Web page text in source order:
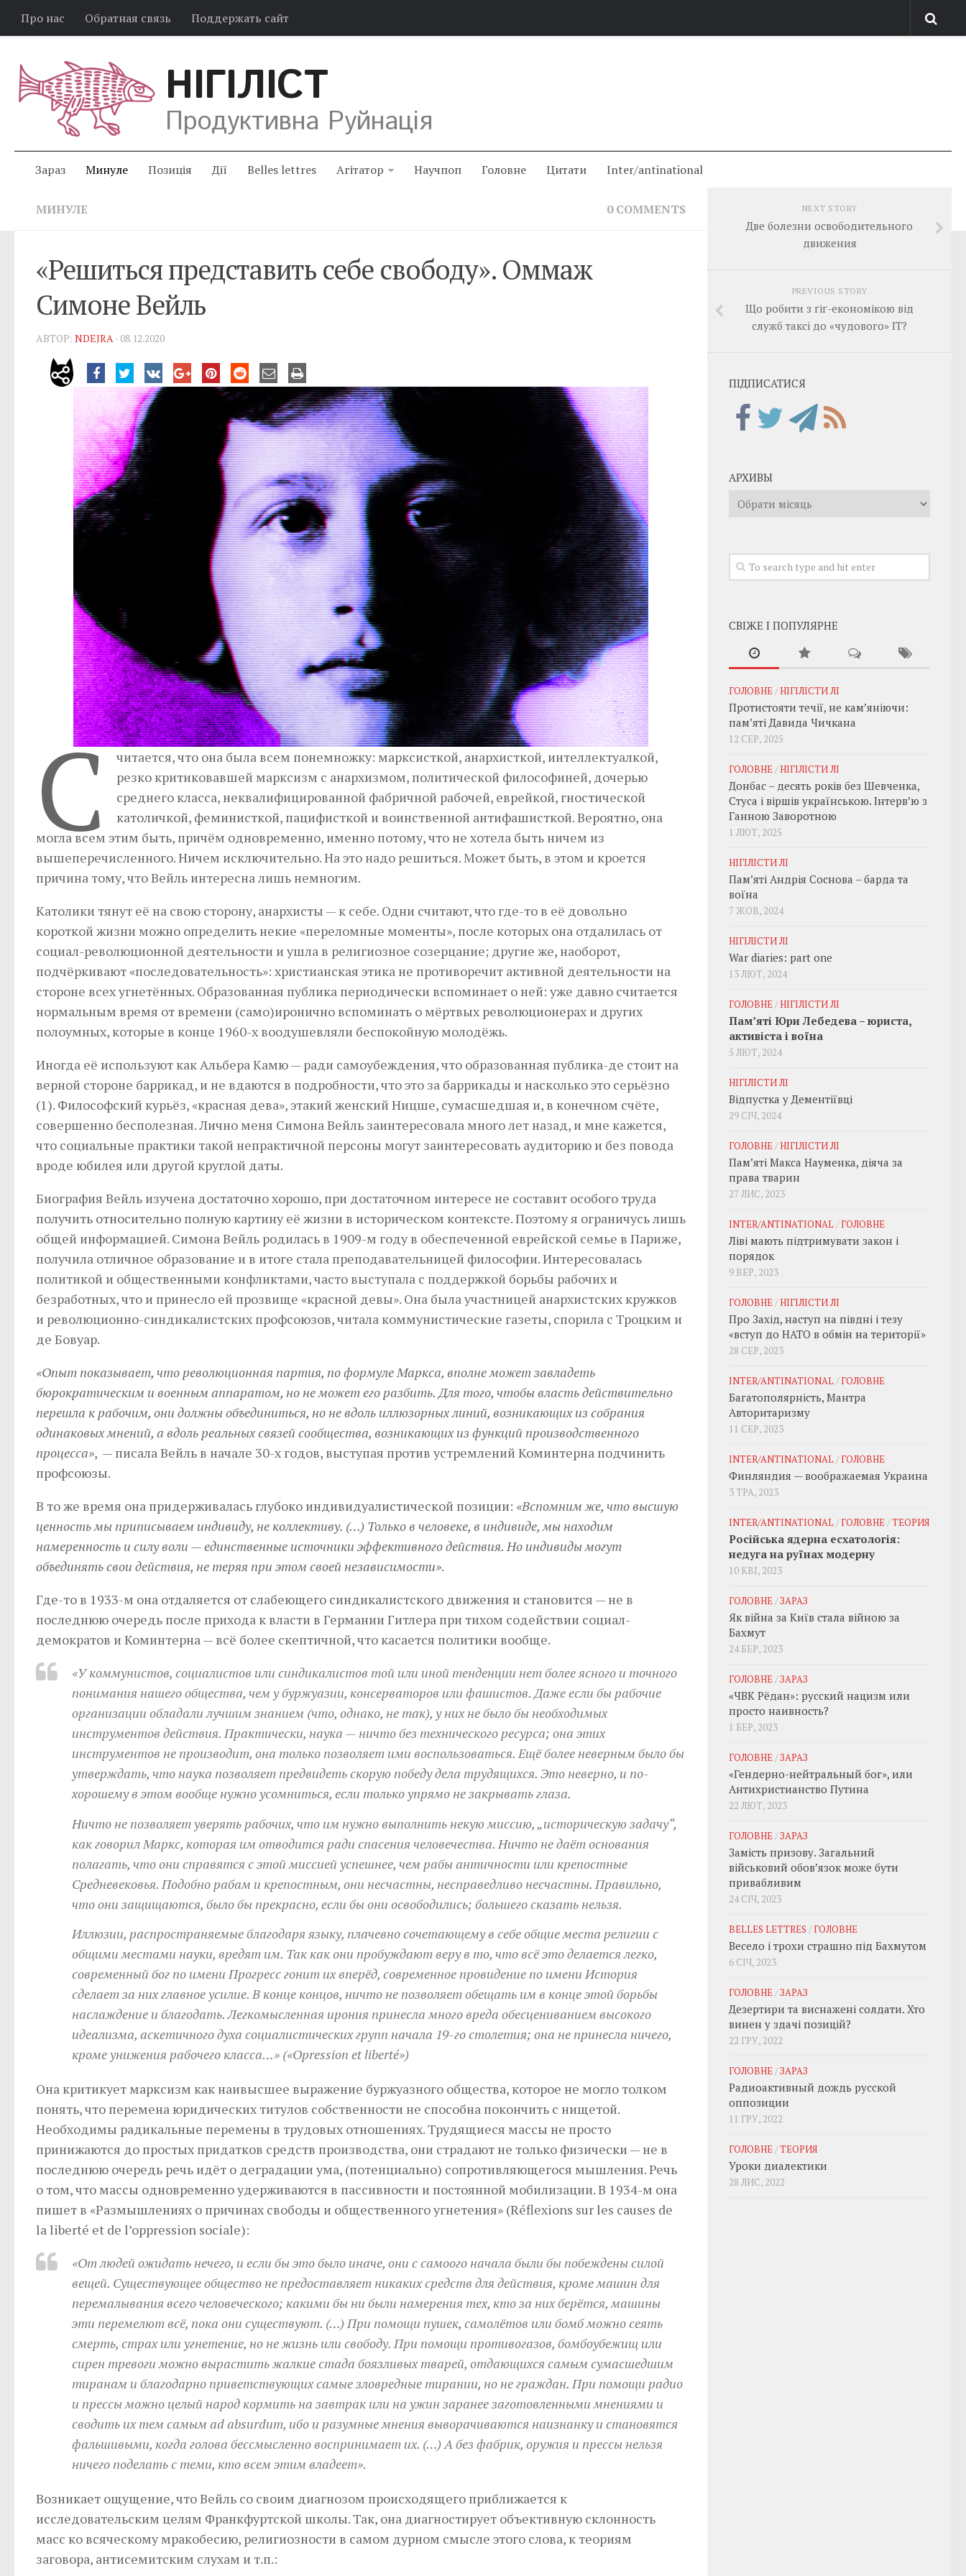
Про нас Обратная связь Поддержать сайт
НІГІЛІСТ
Продуктивна Руйнація
Зараз Минуле Позиція Дії Belles lettres Агітатор Научпоп Головне Цитати Inter/antinational
МИНУЛЕ 0 COMMENTS
«Решиться представить себе свободу». Оммаж
Симоне Вейль
АВТОР: NDEJRA · 08.12.2020
С
читается, что она была всем понемножку: марксисткой, анархисткой, интеллектуалкой,
резко критиковавшей марксизм с анархизмом, политической философиней, дочерью
среднего класса, неквалифицированной фабричной рабочей, еврейкой, гностической
католичкой, феминисткой, пацифисткой и воинственной антифашисткой. Вероятно, она
могла всем этим быть, причём одновременно, именно потому, что не хотела быть ничем из
вышеперечисленного. Ничем исключительно. На это надо решиться. Может быть, в этом и кроется
причина тому, что Вейль интересна лишь немногим.
Католики тянут её на свою сторону, анархисты — к себе. Одни считают, что где-то в её довольно
короткой жизни можно определить некие «переломные моменты», после которых она отдалилась от
социал-революционной деятельности и ушла в религиозное созерцание; другие же, наоборот,
подчёркивают «последовательность»: христианская этика не противоречит активной деятельности на
стороне всех угнетённых. Образованная публика периодически вспоминает о ней: уже давно считается
нормальным время от времени (само)иронично вспоминать о мёртвых революционерах и других
полоумных, которые в конце 1960-х воодушевляли беспокойную молодёжь.
Иногда её используют как Альбера Камю — ради самоубеждения, что образованная публика-де стоит на
верной стороне баррикад, и не вдаются в подробности, что это за баррикады и насколько это серьёзно
(1). Философский курьёз, «красная дева», этакий женский Ницше, сумасшедшая и, в конечном счёте,
совершенно бесполезная. Лично меня Симона Вейль заинтересовала много лет назад, и мне кажется,
что социальные практики такой непрактичной персоны могут заинтересовать аудиторию и без повода
вроде юбилея или другой круглой даты.
Биография Вейль изучена достаточно хорошо, при достаточном интересе не составит особого труда
получить относительно полную картину её жизни в историческом контексте. Поэтому я ограничусь лишь
общей информацией. Симона Вейль родилась в 1909-м году в обеспеченной еврейской семье в Париже,
получила отличное образование и в итоге стала преподавательницей философии. Интересовалась
политикой и общественными конфликтами, часто выступала с поддержкой борьбы рабочих и
безработных, что и принесло ей прозвище «красной девы». Она была участницей анархистских кружков
и революционно-синдикалистских профсоюзов, читала коммунистические газеты, спорила с Троцким и
де Бовуар.
«Опыт показывает, что революционная партия, по формуле Маркса, вполне может завладеть
бюрократическим и военным аппаратом, но не может его разбить. Для того, чтобы власть действительно
перешла к рабочим, они должны объединиться, но не вдоль иллюзорных линий, возникающих из собрания
одинаковых мнений, а вдоль реальных связей сообщества, возникающих из функций производственного
процесса», — писала Вейль в начале 30-х годов, выступая против устремлений Коминтерна подчинить
профсоюзы.
В то же время она придерживалась глубоко индивидуалистической позиции: «Вспомним же, что высшую
ценность мы приписываем индивиду, не коллективу. (…) Только в человеке, в индивиде, мы находим
намеренность и силу воли — единственные источники эффективного действия. Но индивиды могут
объединять свои действия, не теряя при этом своей независимости».
Где-то в 1933-м она отдаляется от слабеющего синдикалистского движения и становится — не в
последнюю очередь после прихода к власти в Германии Гитлера при тихом содействии социал-
демократов и Коминтерна — всё более скептичной, что касается политики вообще.
«У коммунистов, социалистов или синдикалистов той или иной тенденции нет более ясного и точного
понимания нашего общества, чем у буржуазии, консерваторов или фашистов. Даже если бы рабочие
организации обладали лучшим знанием (что, однако, не так), у них не было бы необходимых
инструментов действия. Практически, наука — ничто без технического ресурса; она этих
инструментов не производит, она только позволяет ими воспользоваться. Ещё более неверным было бы
утверждать, что наука позволяет предвидеть скорую победу дела трудящихся. Это неверно, и по-
хорошему в этом вообще нужно усомниться, если только упрямо не закрывать глаза.
Ничто не позволяет уверять рабочих, что им нужно выполнить некую миссию, „историческую задачу“,
как говорил Маркс, которая им отводится ради спасения человечества. Ничто не даёт основания
полагать, что они справятся с этой миссией успешнее, чем рабы античности или крепостные
Средневековья. Подобно рабам и крепостным, они несчастны, несправедливо несчастны. Правильно,
что они защищаются, было бы прекрасно, если бы они освободились; большего сказать нельзя.
Иллюзии, распространяемые благодаря языку, плачевно сочетающему в себе общие места религии с
общими местами науки, вредят им. Так как они пробуждают веру в то, что всё это делается легко,
современный бог по имени Прогресс гонит их вперёд, современное провидение по имени История
сделает за них главное усилие. В конце концов, ничто не позволяет обещать им в конце этой борьбы
наслаждение и благодать. Легкомысленная ирония принесла много вреда обесцениванием высокого
идеализма, аскетичного духа социалистических групп начала 19-го столетия; она не принесла ничего,
кроме унижения рабочего класса…» («Opression et liberté»)
Она критикует марксизм как наивысшее выражение буржуазного общества, которое не могло толком
понять, что перемена юридических титулов собственности не способна покончить с нищетой.
Необходимы радикальные перемены в трудовых отношениях. Трудящиеся массы не просто
принижаются до простых придатков средств производства, они страдают не только физически — не в
последнюю очередь речь идёт о деградации ума, (потенциально) сопротивляющегося мышления. Речь
о том, что массы одновременно удерживаются в пассивности и постоянной мобилизации. В 1934-м она
пишет в «Размышлениях о причинах свободы и общественного угнетения» (Réflexions sur les causes de
la liberté et de l’oppression sociale):
«От людей ожидать нечего, и если бы это было иначе, они с самоого начала были бы побеждены силой
вещей. Существующее общество не предоставляет никаких средств для действия, кроме машин для
перемалывания всего человеческого; какими бы ни были намерения тех, кто за них берётся, машины
эти перемелют всё, пока они существуют. (…) При помощи пушек, самолётов или бомб можно сеять
смерть, страх или угнетение, но не жизнь или свободу. При помощи противогазов, бомбоубежищ или
сирен тревоги можно вырастить жалкие стада боязливых тварей, отдающихся самым сумасшедшим
тиранам и благодарно приветствующих самые зловредные тирании, но не граждан. При помощи радио
и прессы можно целый народ кормить на завтрак или на ужин заранее заготовленными мнениями и
сводить их тем самым ad absurdum, ибо и разумные мнения выворачиваются наизнанку и становятся
фальшивыми, когда голова бессмысленно воспринимает их. (…) А без фабрик, оружия и прессы нельзя
ничего поделать с теми, кто всем этим владеет».
Возникает ощущение, что Вейль со своим диагнозом происходящего приближается к
исследовательским целям Франкфуртской школы. Так, она диагностирует объективную склонность
масс ко всяческому мракобесию, религиозности в самом дурном смысле этого слова, к теориям
заговора, антисемитским слухам и т.п.:
NEXT STORY
Две болезни освободительного
движения
PREVIOUS STORY
Що робити з ґіґ-економікою від
служб таксі до «чудового» IT?
ПІДПИСАТИСЯ
АРХИВЫ
Архивы
СВІЖЕ І ПОПУЛЯРНЕ
ГОЛОВНЕ/НІГІЛІСТИ ЛІ
Протистояти течії, не кам’яніючи:
пам’яті Давида Чичкана
12 СЕР, 2025
ГОЛОВНЕ/НІГІЛІСТИ ЛІ
Донбас – десять років без Шевченка,
Стуса і віршів українською. Інтерв’ю з
Ганною Заворотною
1 ЛЮТ, 2025
НІГІЛІСТИ ЛІ
Пам’яті Андрія Соснова – барда та
воїна
7 ЖОВ, 2024
НІГІЛІСТИ ЛІ
War diaries: part one
13 ЛЮТ, 2024
ГОЛОВНЕ/НІГІЛІСТИ ЛІ
Пам’яті Юри Лебедева – юриста,
активіста і воїна
5 ЛЮТ, 2024
НІГІЛІСТИ ЛІ
Відпустка у Дементіївці
29 СІЧ, 2024
ГОЛОВНЕ/НІГІЛІСТИ ЛІ
Пам’яті Макса Науменка, діяча за
права тварин
27 ЛИС, 2023
INTER/ANTINATIONAL/ГОЛОВНЕ
Ліві мають підтримувати закон і
порядок
9 ВЕР, 2023
ГОЛОВНЕ/НІГІЛІСТИ ЛІ
Про Захід, наступ на півдні і тезу
«вступ до НАТО в обмін на території»
28 СЕР, 2023
INTER/ANTINATIONAL/ГОЛОВНЕ
Багатополярність, Мантра
Авторитаризму
11 СЕР, 2023
INTER/ANTINATIONAL/ГОЛОВНЕ
Финляндия — воображаемая Украина
3 ТРА, 2023
INTER/ANTINATIONAL/ГОЛОВНЕ/ТЕОРИЯ
Російська ядерна есхатологія:
недуга на руїнах модерну
10 КВІ, 2023
ГОЛОВНЕ/ЗАРАЗ
Як війна за Київ стала війною за
Бахмут
24 БЕР, 2023
ГОЛОВНЕ/ЗАРАЗ
«ЧВК Рёдан»: русский нацизм или
просто наивность?
1 БЕР, 2023
ГОЛОВНЕ/ЗАРАЗ
«Гендерно-нейтральный бог», или
Антихристианство Путина
22 ЛЮТ, 2023
ГОЛОВНЕ/ЗАРАЗ
Замість призову. Загальний
військовий обовʼязок може бути
привабливим
24 СІЧ, 2023
BELLES LETTRES /ГОЛОВНЕ
Весело і трохи страшно під Бахмутом
6 СІЧ, 2023
ГОЛОВНЕ/ЗАРАЗ
Дезертири та виснажені солдати. Хто
винен у здачі позицій?
22 ГРУ, 2022
ГОЛОВНЕ/ЗАРАЗ
Радиоактивный дождь русской
оппозиции
11 ГРУ, 2022
ГОЛОВНЕ/ТЕОРИЯ
Уроки диалектики
28 ЛИС, 2022